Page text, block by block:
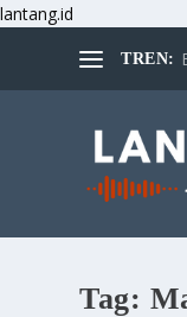
lantang.id
TREN:
Tag: